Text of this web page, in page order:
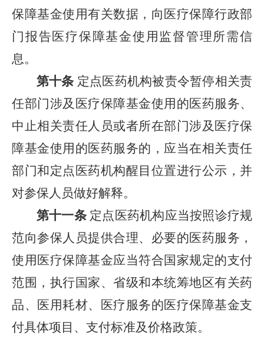
保障基金使用有关数据，向医疗保障行政部
门报告医疗保障基金使用监督管理所需信
息。
第十条 定点医药机构被责令暂停相关责
任部门涉及医疗保障基金使用的医药服务、
中止相关责任人员或者所在部门涉及医疗保
障基金使用的医药服务的，应当在相关责任
部门和定点医药机构醒目位置进行公示，并
对参保人员做好解释。
第十一条 定点医药机构应当按照诊疗规
范向参保人员提供合理、必要的医药服务，
使用医疗保障基金应当符合国家规定的支付
范围，执行国家、省级和本统筹地区有关药
品、医用耗材、医疗服务的医疗保障基金支
付具体项目、支付标准及价格政策。